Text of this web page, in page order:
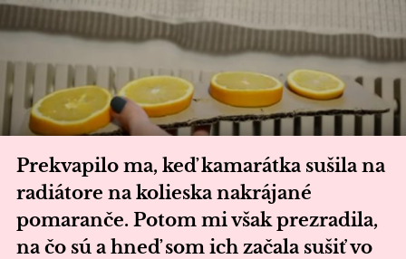
Prekvapilo ma, keď kamarátka sušila na
radiátore na kolieska nakrájané
pomaranče. Potom mi však prezradila,
na čo sú a hneď som ich začala sušiť vo